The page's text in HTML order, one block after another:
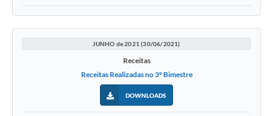
JUNHO de 2021 (30/06/2021)
Receitas
Receitas Realizadas no 3º Bimestre
DOWNLOADS